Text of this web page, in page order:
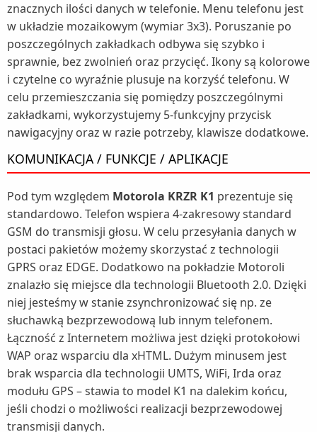
znacznych ilości danych w telefonie. Menu telefonu jest
w układzie mozaikowym (wymiar 3x3). Poruszanie po
poszczególnych zakładkach odbywa się szybko i
sprawnie, bez zwolnień oraz przycięć. Ikony są kolorowe
i czytelne co wyraźnie plusuje na korzyść telefonu. W
celu przemieszczania się pomiędzy poszczególnymi
zakładkami, wykorzystujemy 5-funkcyjny przycisk
nawigacyjny oraz w razie potrzeby, klawisze dodatkowe.
KOMUNIKACJA / FUNKCJE / APLIKACJE
Pod tym względem Motorola KRZR K1 prezentuje się
standardowo. Telefon wspiera 4-zakresowy standard
GSM do transmisji głosu. W celu przesyłania danych w
postaci pakietów możemy skorzystać z technologii
GPRS oraz EDGE. Dodatkowo na pokładzie Motoroli
znalazło się miejsce dla technologii Bluetooth 2.0. Dzięki
niej jesteśmy w stanie zsynchronizować się np. ze
słuchawką bezprzewodową lub innym telefonem.
Łączność z Internetem możliwa jest dzięki protokołowi
WAP oraz wsparciu dla xHTML. Dużym minusem jest
brak wsparcia dla technologii UMTS, WiFi, Irda oraz
modułu GPS – stawia to model K1 na dalekim końcu,
jeśli chodzi o możliwości realizacji bezprzewodowej
transmisji danych.